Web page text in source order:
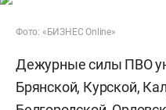
Фото: «БИЗНЕС Online»
Дежурные силы ПВО
Брянской, Курской,